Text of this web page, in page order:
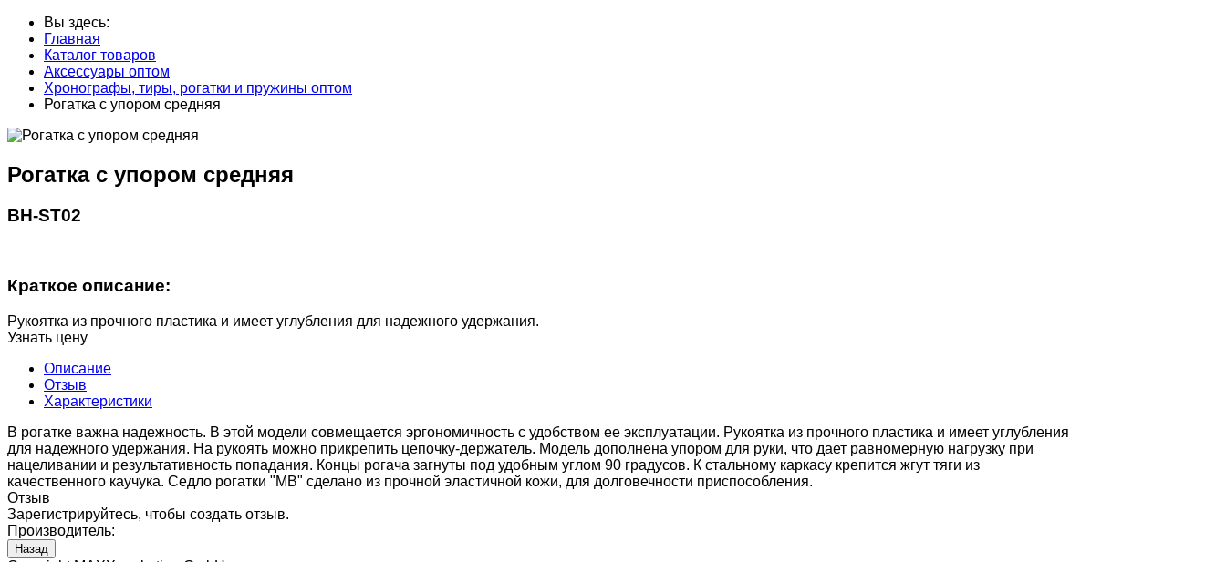
Вы здесь:
Главная
Каталог товаров
Аксессуары оптом
Хронографы, тиры, рогатки и пружины оптом
Рогатка с упором средняя
Рогатка с упором средняя
BH-ST02
Краткое описание:
Рукоятка из прочного пластика и имеет углубления для надежного удержания.
Узнать цену
Описание
Отзыв
Характеристики
В рогатке важна надежность. В этой модели совмещается эргономичность с удобством ее эксплуатации. Рукоятка из прочного пластика и имеет углубления
для надежного удержания. На рукоять можно прикрепить цепочку-держатель. Модель дополнена упором для руки, что дает равномерную нагрузку при
нацеливании и результативность попадания. Концы рогача загнуты под удобным углом 90 градусов. К стальному каркасу крепится жгут тяги из
качественного каучука. Седло рогатки "МВ" сделано из прочной эластичной кожи, для долговечности приспособления.
Отзыв
Зарегистрируйтесь, чтобы создать отзыв.
Производитель: